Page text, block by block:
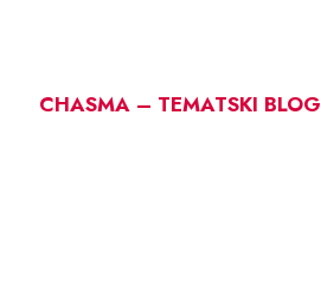
CHASMA – TEMATSKI BLOG